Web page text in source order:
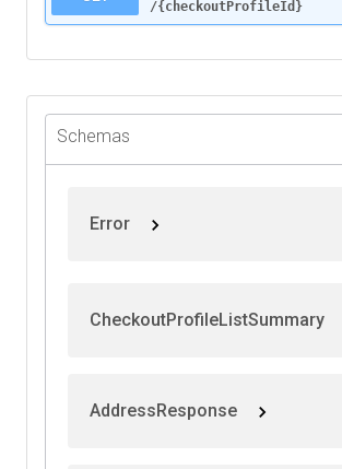
/{checkoutProfileId}
Schemas
Error
CheckoutProfileListSummary
AddressResponse